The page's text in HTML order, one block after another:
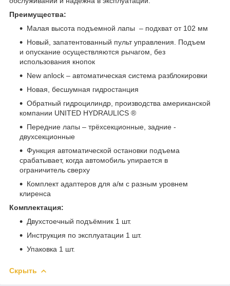
Преимущества:
Малая высота подъемной лапы – подхват от 102 мм
Новый, запатентованный пульт управления. Подъем
и опускание осуществляются рычагом, без
использования кнопок
New anlock – автоматическая система разблокировки
Новая, бесшумная гидростанция
Обратный гидроцилиндр, производства американской
компании UNITED HYDRAULICS ®
Передние лапы – трёхсекционные, задние -
двухсекционные
Функция автоматической остановки подъема
срабатывает, когда автомобиль упирается в
ограничитель сверху
Комплект адаптеров для а/м с разным уровнем
клиренса
Комплектация:
Двухстоечный подъёмник 1 шт.
Инструкция по эксплуатации 1 шт.
Упаковка 1 шт.
Скрыть